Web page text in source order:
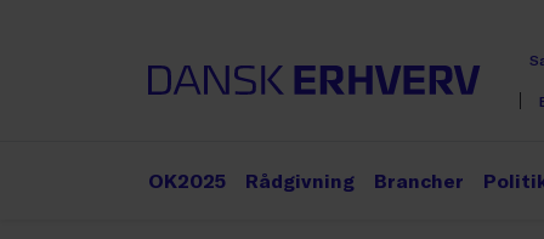
OK2025 Rådgivning Brancher